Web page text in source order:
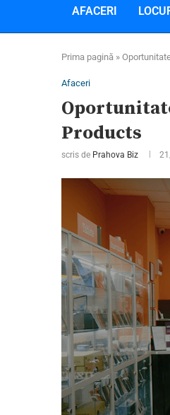
AFACERI
Prima pagină »
Afaceri
Products
scris de Prahova Biz